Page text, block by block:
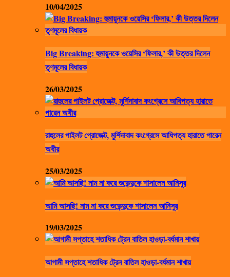
10/04/2025
Big Breaking: হুমায়ুনকে ওয়েসির ‘ফিলার,’ কী উত্তর দিলেন
তৃণমূলের বিধায়ক
26/03/2025
রাহুলের পাইলট প্রোজেক্ট, মুর্শিদাবাদ কংগ্রেসে আধিপত্য হারাতে পারেন
অধীর
25/03/2025
আমি আসছি! নাম না করে শুভেন্দুকে শাসালেন আনিসুর
19/03/2025
আগামী সপ্তাহে শতাধিক ট্রেন বাতিল হাওড়া-বর্ধমান শাখায়